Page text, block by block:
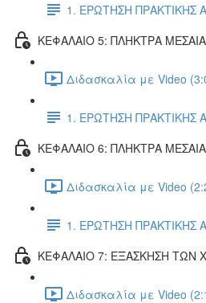
1. ΕΡΩΤΗΣΗ ΠΡΑΚΤΙΚΗΣ
ΚΕΦΑΛΑΙΟ 5: ΠΛΗΚΤΡΑ
Διδασκαλία με Video
1. ΕΡΩΤΗΣΗ ΠΡΑΚΤΙΚΗΣ
ΚΕΦΑΛΑΙΟ 6: ΠΛΗΚΤΡΑ
Διδασκαλία με Video
1. ΕΡΩΤΗΣΗ ΠΡΑΚΤΙΚΗΣ
ΚΕΦΑΛΑΙΟ 7: ΕΞΑΣΚΗΣΗ ΤΩΝ
Διδασκαλία με Video